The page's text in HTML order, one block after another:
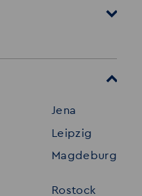
Referenzen
Interne Jobs
Jena
Leipzig
Magdeburg
Rostock